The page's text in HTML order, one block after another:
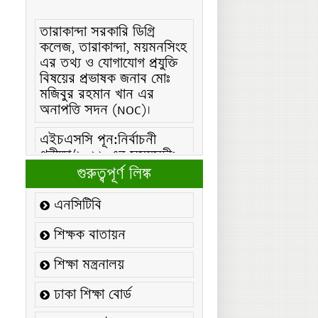
কলেজ, তারাকান্দা, ময়মনসিংহ
এর তথ্য ও যোগাযোগ প্রযুক্তি
বিষয়ের প্রভাষক জনাব মোঃ
মজিবুর রহমান খান এর
অনাপত্তি সদন (NOC)।
পরীক্ষা/২০২৬ এর সময়সূচীঃ
এইচএসসি (বিএমটি) ফরম
পূরণ/২০২৬ বিজ্ঞপ্তিঃ
এইচএসসি ফরম/২০২৬ পূরণ
বিজ্ঞপ্তিঃ
২১ ফেব্রুয়ারি/২০২৬ ইং
তারিখে “শহিদ দিবস ও
আন্তর্জাতিক মাতৃভাষা
গুরুত্বপূর্ণ লিঙ্ক
এনসিটিবি
শিক্ষক বাতায়ন
শিক্ষা মন্ত্রনালয়
ঢাকা শিক্ষা বোর্ড